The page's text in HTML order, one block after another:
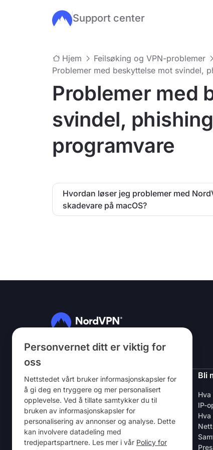
Personvernet ditt er viktig for
oss
Nettstedet vårt bruker informasjonskapsler for
å gi deg en tryggere og mer personalisert
opplevelse. Ved å tillate samtykker du til
bruken av informasjonskapsler for
personalisering av annonser og analyse. Dette
kan involvere datadeling med
tredjepartspartnere. Les mer i vår Policy for
Hopp til hovedinnhold
Support center
Hjem Feilsøking og VPN-problemer
Problemer med beskyttelse mot svindel,
Problemer med
svindel,
programvare
Hvordan løser jeg problemer med
skadevare på macOS?
Følg oss
NordVPN
Om oss
Karriere
VPN – kostnadsfri prøveversjon
VPN-rutere
Anmeldelser
Rabatt for studenter og ansatte
Bli
Hva
IP-
Hva